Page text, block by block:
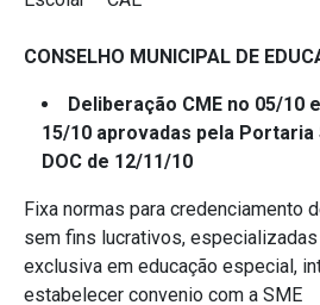
CONSELHO MUNICIPAL DE
Deliberação CME no 05/10
15/10 aprovadas pela Portaria
DOC de 12/11/10
Fixa normas para credenciamento
sem fins lucrativos,
exclusiva em educação especial,
estabelecer convenio com a SME